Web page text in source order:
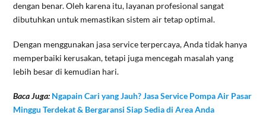
dengan benar. Oleh karena itu, layanan profesional sangat
dibutuhkan untuk memastikan sistem air tetap optimal.
Dengan menggunakan jasa service terpercaya, Anda tidak hanya
memperbaiki kerusakan, tetapi juga mencegah masalah yang
lebih besar di kemudian hari.
Baca Juga: Ngapain Cari yang Jauh? Jasa Service Pompa Air Pasar
Minggu Terdekat & Bergaransi Siap Sedia di Area Anda